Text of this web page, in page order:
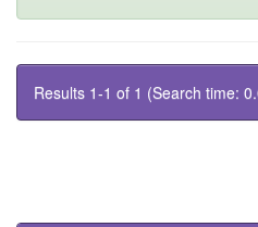
Results 1-1 of 1 (Search time: